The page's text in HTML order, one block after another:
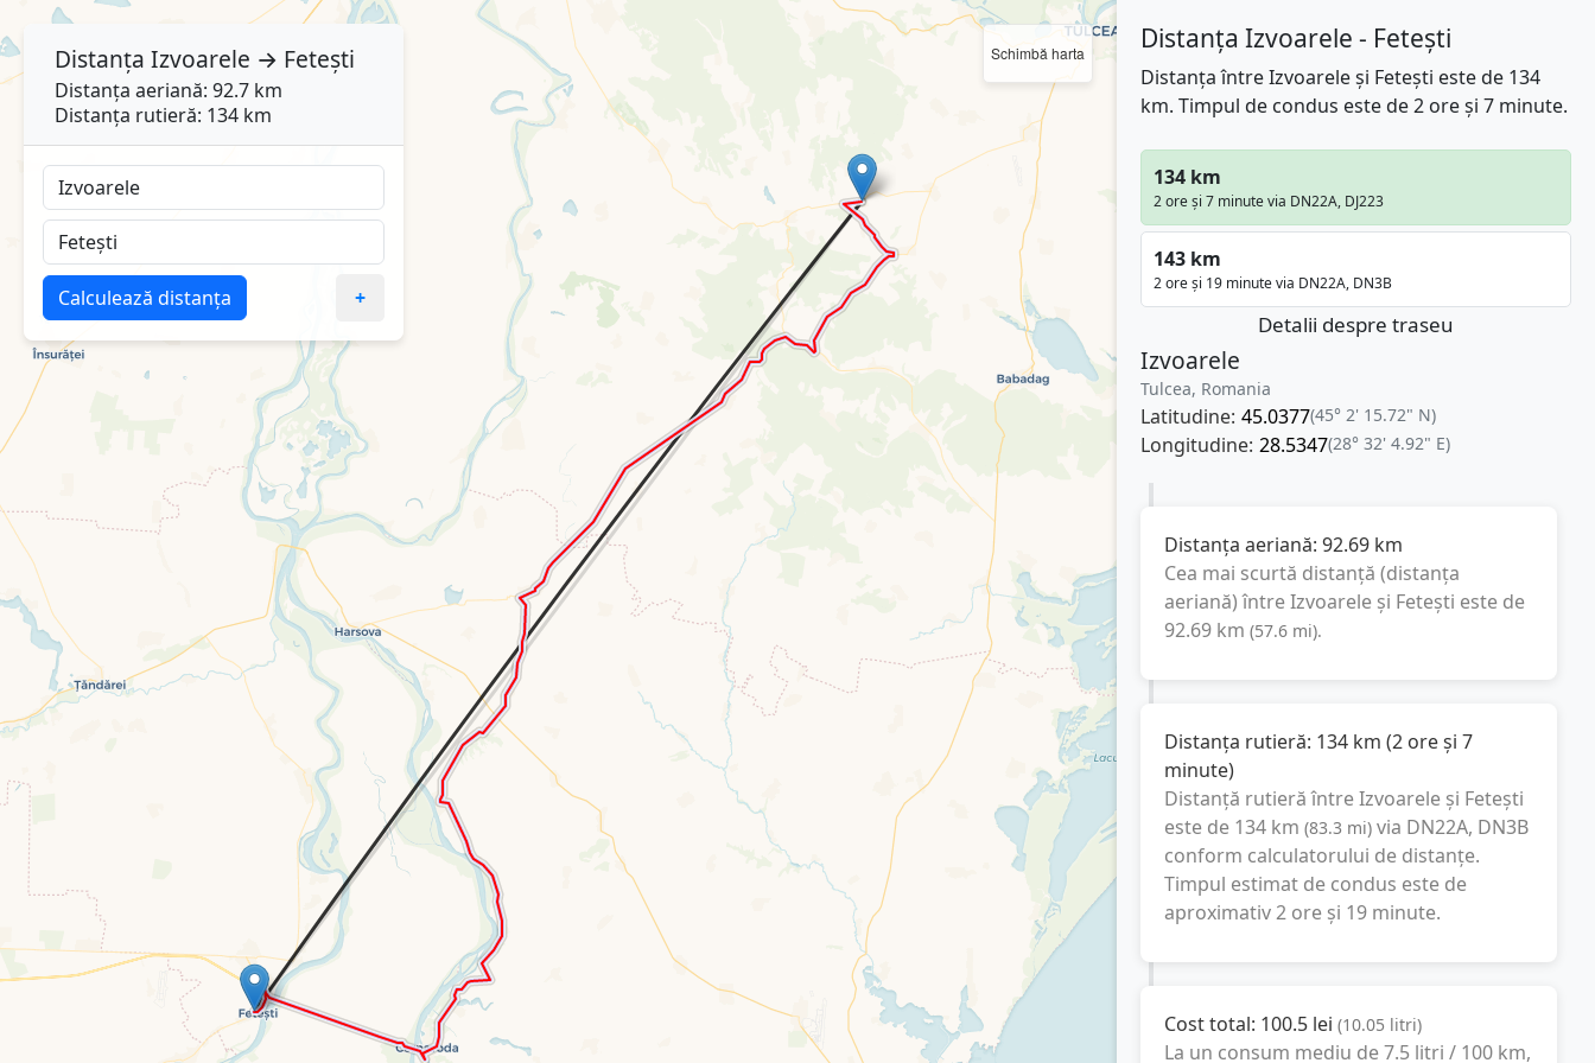
Schimbă harta Distanța Izvoarele - Fetești
Distanța între Izvoarele și Fetești este de 134
km. Timpul de condus este de 2 ore și 7 minute.
134 km
2 ore și 7 minute via DN22A, DJ223
143 km
2 ore și 19 minute via DN22A, DN3B
Detalii despre traseu
Izvoarele
Tulcea, Romania
Latitudine: 45.0377(45° 2' 15.72" N)
Longitudine: 28.5347(28° 32' 4.92" E)
Distanța aeriană: 92.69 km
Cea mai scurtă distanță (distanța
aeriană) întreIzvoareleși Fetești este de
92.69 km (57.6 mi).
Distanța rutieră: 134 km (2 ore și 7
minute)
Distanță rutieră întreIzvoareleși Fetești
este de 134 km (83.3 mi) via DN22A, DN3B
conform calculatorului de distanțe.
Timpul estimat de condus este de
aproximativ2 ore și 19 minute.
Cost total: 100.5 lei (10.05 litri)
La un consum mediu de7.5 litri / 100 km,
Distanța Izvoarele → Fetești
Distanța aeriană: 92.7 km
Distanța rutieră: 134 km
Calculează distanța +